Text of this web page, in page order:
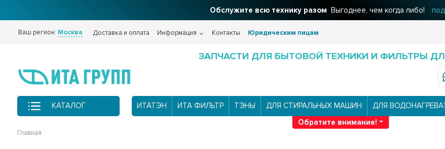
Обслужите всю технику разом Выгоднее, чем когда либо!
Ваш регион: Москва Доставка и оплата Информация Контакты Юридическим лицам
ЗАПЧАСТИ ДЛЯ БЫТОВОЙ ТЕХНИКИ И ФИЛЬТРЫ
КАТАЛОГ ИТАТЭН ИТА ФИЛЬТР ТЭНЫ ДЛЯ СТИРАЛЬНЫХ МАШИН ДЛЯ
Обратите внимание!
Главная